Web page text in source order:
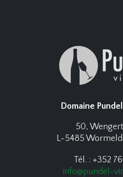
Domaine
50,
L-5485
Tél. : +352
info@pundel-